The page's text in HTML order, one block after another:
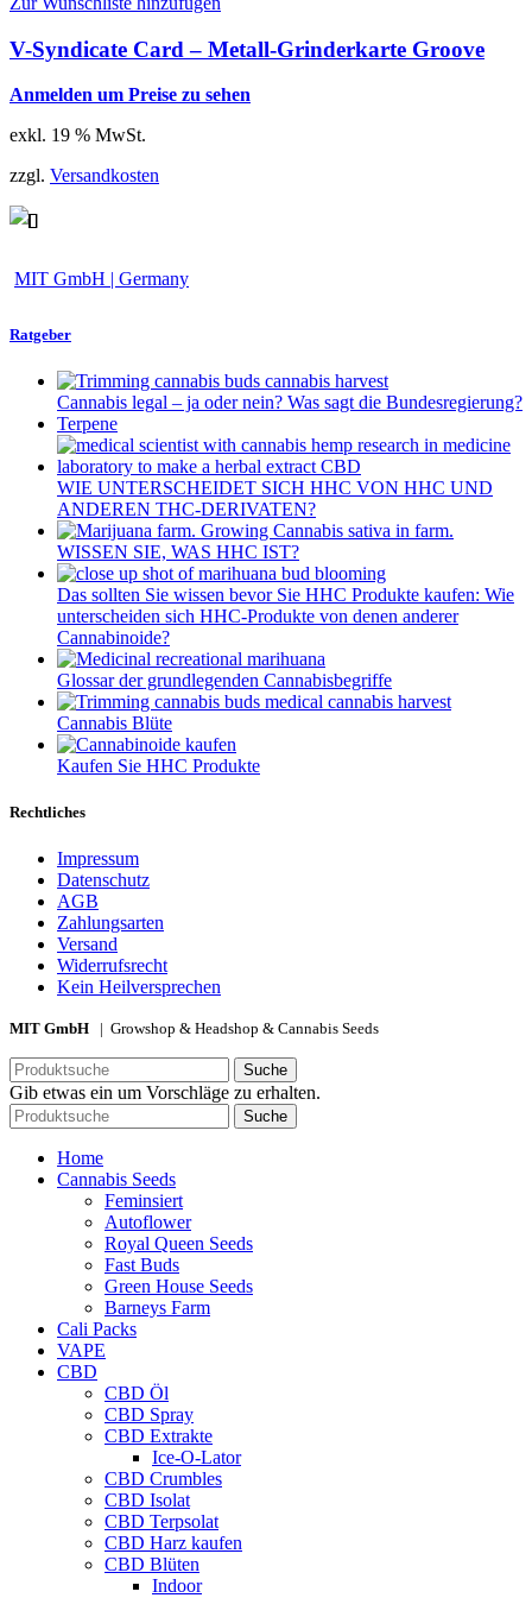
V-Syndicate Card – Metall-Grinderkarte Groove
Anmelden um Preise zu sehen
exkl. 19 % MwSt.
zzgl. Versandkosten
MIT GmbH | Germany
Ratgeber
Cannabis legal – ja oder nein? Was sagt die Bundesregierung?
Terpene
WIE UNTERSCHEIDET SICH HHC VON HHC UND
ANDEREN THC-DERIVATEN?
WISSEN SIE, WAS HHC IST?
Das sollten Sie wissen bevor Sie HHC Produkte kaufen: Wie
unterscheiden sich HHC-Produkte von denen anderer
Cannabinoide?
Glossar der grundlegenden Cannabisbegriffe
Cannabis Blüte
Kaufen Sie HHC Produkte
Rechtliches
Impressum
Datenschutz
AGB
Zahlungsarten
Versand
Widerrufsrecht
Kein Heilversprechen
MIT GmbH | Growshop & Headshop & Cannabis Seeds
Suche
Gib etwas ein um Vorschläge zu erhalten.
Suche
Home
Cannabis Seeds
Feminsiert
Autoflower
Royal Queen Seeds
Fast Buds
Green House Seeds
Barneys Farm
Cali Packs
VAPE
CBD
CBD Öl
CBD Spray
CBD Extrakte
Ice-O-Lator
CBD Crumbles
CBD Isolat
CBD Terpsolat
CBD Harz kaufen
CBD Blüten
Indoor